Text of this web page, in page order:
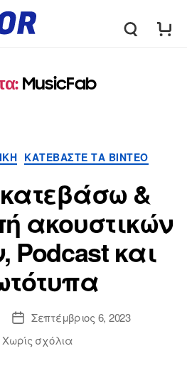
λ
ό
τ
υ
π
ο
MusicFab
Κατηγορίες
ΚΑΤΕΒΆΣΤΕ ΤΑ ΒΊΝΤΕΟ
&
ακουστικών
Podcast και
Ημερομηνία
ανάρτησης
Σεπτέμβριος 6, 2023
Χωρίς σχόλιαεπί